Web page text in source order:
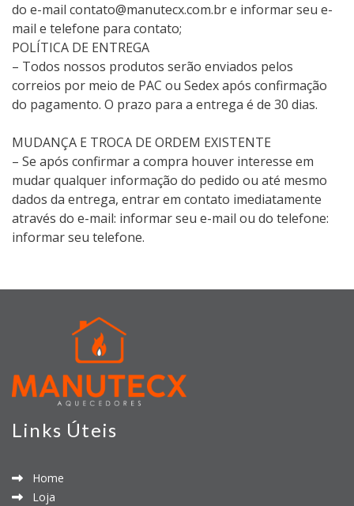
do e-mail contato@manutecx.com.bre informar seu e-
mail e telefone para contato;
POLÍTICA DE ENTREGA
– Todos nossos produtos serão enviados pelos
correios por meio de PAC ou Sedex após confirmação
do pagamento. O prazo para a entrega é de 30 dias.
MUDANÇA E TROCA DE ORDEM EXISTENTE
– Se após confirmar a compra houver interesse em
mudar qualquer informação do pedido ou até mesmo
dados da entrega, entrar em contato imediatamente
através do e-mail: informar seu e-mail ou do telefone:
informar seu telefone.
Links Úteis
Home
Loja